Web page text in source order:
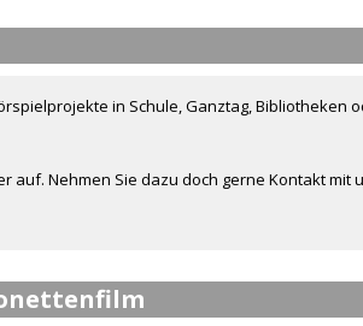
in Schule, Ganztag, Bibliotheken
Nehmen Sie dazu doch gerne Kontakt mit